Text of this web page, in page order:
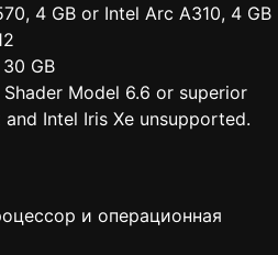
4 GB or Intel Arc A310, 4 GB
30 GB
Shader Model 6.6 or superior
Intel Iris Xe unsupported.
и операционная